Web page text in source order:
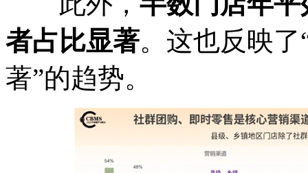
者占比显著。这也反映
著”的趋势。